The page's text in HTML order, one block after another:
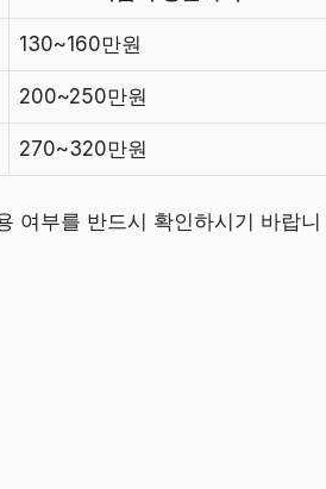
130~160만원
200~250만원
270~320만원
여부를 반드시 확인하시기 바랍니